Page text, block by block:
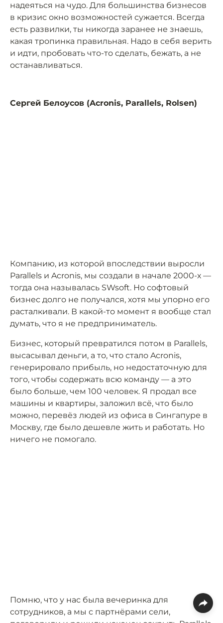
надеяться на чудо. Для большинства бизнесов
в кризис окно возможностей сужается. Всегда
есть развилки, ты никогда заранее не знаешь,
какая тропинка правильная. Надо в себя верить
и идти, пробовать что-то сделать, бежать, а не
останавливаться.
Сергей Белоусов (Acronis, Parallels, Rolsen)
Компанию, из которой впоследствии выросли
Parallels и Acronis, мы создали в начале 2000-х —
тогда она называлась SWsoft. Но софтовый
бизнес долго не получался, хотя мы упорно его
расталкивали. В какой-то момент я вообще стал
думать, что я не предприниматель.
Бизнес, который превратился потом в Parallels,
высасывал деньги, а то, что стало Acronis,
генерировало прибыль, но недостаточную для
того, чтобы содержать всю команду — а это
было больше, чем 100 человек. Я продал все
машины и квартиры, заложил всё, что было
можно, перевёз людей из офиса в Сингапуре в
Москву, где было дешевле жить и работать. Но
ничего не помогало.
Помню, что у нас была вечеринка для
сотрудников, а мы с партнёрами сели,